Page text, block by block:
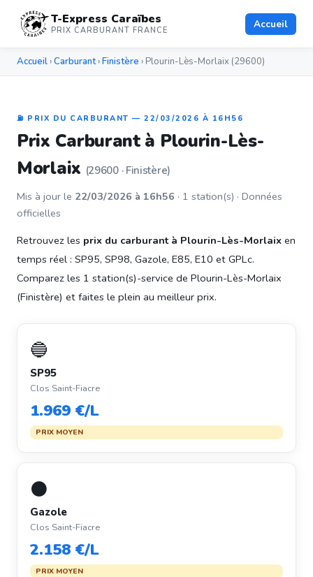
T-Express Caraïbes
PRIX CARBURANT FRANCE Accueil
Accueil ›Carburant›Finistère › Plourin-Lès-Morlaix (29600)
⛽ PRIX DU CARBURANT — 22/03/2026 À 16H56
Prix Carburant à Plourin-Lès-
Morlaix (29600 · Finistère)
Mis à jour le 22/03/2026 à 16h56 · 1 station(s) · Données
officielles
Retrouvez les prix du carburant à Plourin-Lès-Morlaix en
temps réel : SP95, SP98, Gazole, E85, E10 et GPLc.
Comparez les 1 station(s)-service de Plourin-Lès-Morlaix
(Finistère) et faites le plein au meilleur prix.
🔵
SP95
Clos Saint-Fiacre
1.969 €/L
PRIX MOYEN
⚫
Gazole
Clos Saint-Fiacre
2.158 €/L
PRIX MOYEN